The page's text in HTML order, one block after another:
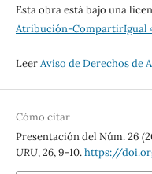
Esta obra está bajo una
Atribución-CompartirIgual
LeerAviso de Derechos de
Cómo citar
Presentación del Núm. 26
URU,26, 9-10.https://